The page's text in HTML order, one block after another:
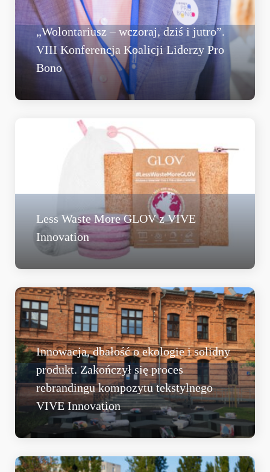
„Wolontariusz – wczoraj, dziś i jutro”.
VIII Konferencja Koalicji Liderzy Pro
Bono
Less Waste More GLOV z VIVE
Innovation
Innowacja, dbałość o ekologie i solidny
produkt. Zakończył się proces
rebrandingu kompozytu tekstylnego
VIVE Innovation